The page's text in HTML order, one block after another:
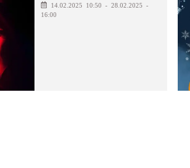
14.02.2025 10:50 - 28.02.2025 -
16:00